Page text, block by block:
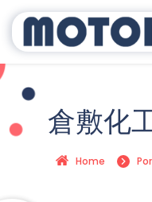
倉敷化
Home